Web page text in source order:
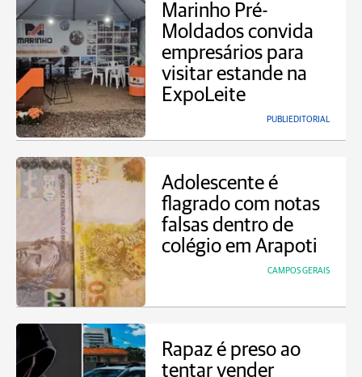
Marinho Pré-
Moldados convida
empresários para
visitar estande na
ExpoLeite
PUBLIEDITORIAL
Adolescente é
flagrado com notas
falsas dentro de
colégio em Arapoti
CAMPOS GERAIS
Rapaz é preso ao
tentar vender